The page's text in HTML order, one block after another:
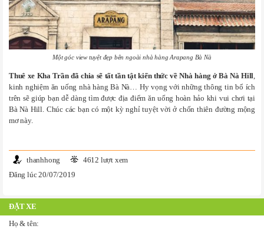
Một góc view tuyệt đẹp bên ngoài nhà hàng Arapang Bà Nà
Thuê xe Kha Trần đã chia sẽ tất tần tật kiến thức về Nhà hàng ở Bà Nà Hill,
kinh nghiệm ăn uống nhà hàng Bà Nà… Hy vọng với những thông tin bổ ích
trên sẽ giúp bạn dễ dàng tìm được địa điểm ăn uống hoàn hảo khi vui chơi tại
Bà Nà Hill. Chúc các bạn có một kỳ nghỉ tuyệt vời ở chốn thiên đường mộng
mơ này.
thanhhong
4612 lượt xem
Đăng lúc 20/07/2019
ĐẶT XE
Họ & tên: